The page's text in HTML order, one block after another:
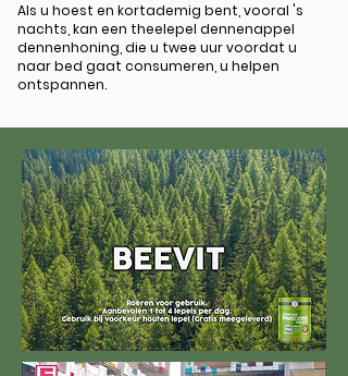
Als u hoest en kortademig bent, vooral 's
nachts, kan een theelepel dennenappel
dennenhoning, die u twee uur voordat u
naar bed gaat consumeren, u helpen
ontspannen.
Expert Analyse's